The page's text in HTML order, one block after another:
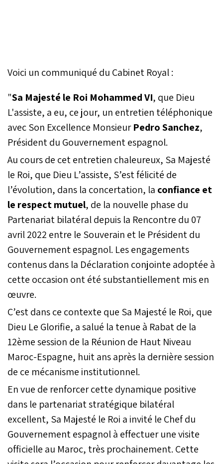
Voici un communiqué du Cabinet Royal :
"Sa Majesté le Roi Mohammed VI, que Dieu
L'assiste, a eu, ce jour, un entretien téléphonique
avec Son Excellence MonsieurPedro Sanchez,
Président du Gouvernement espagnol.
Au cours de cet entretien chaleureux, Sa Majesté
le Roi, que Dieu L’assiste, S’est félicité de
l’évolution, dans la concertation, la confiance et
le respect mutuel, de la nouvelle phase du
Partenariat bilatéral depuis la Rencontre du 07
avril 2022 entre le Souverain et le Président du
Gouvernement espagnol. Les engagements
contenus dans la Déclaration conjointe adoptée à
cette occasion ont été substantiellement mis en
œuvre.
C’est dans ce contexte que Sa Majesté le Roi, que
Dieu Le Glorifie, a salué la tenue à Rabat de la
12ème session de la Réunion de Haut Niveau
Maroc-Espagne, huit ans après la dernière session
de ce mécanisme institutionnel.
En vue de renforcer cette dynamique positive
dans le partenariat stratégique bilatéral
excellent, Sa Majesté le Roi a invité le Chef du
Gouvernement espagnol à effectuer une visite
officielle au Maroc, très prochainement. Cette